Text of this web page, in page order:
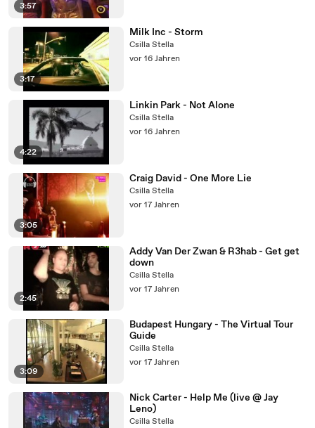
3:57
3:17
Milk Inc - Storm
Csilla Stella
vor 16 Jahren
4:22
Linkin Park - Not Alone
Csilla Stella
vor 16 Jahren
3:05
Craig David - One More Lie
Csilla Stella
vor 17 Jahren
2:45
Addy Van Der Zwan & R3hab - Get get
down
Csilla Stella
vor 17 Jahren
3:09
Budapest Hungary - The Virtual Tour
Guide
Csilla Stella
vor 17 Jahren
Nick Carter - Help Me (live @ Jay
Leno)
Csilla Stella